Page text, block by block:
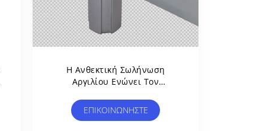
Η Ανθεκτική Σωλήνωση
Αργιλίου Ενώνει Τον
Για Το Σχεδιάγραμμα J-30
Αργιλίου
ΕΠΙΚΟΙΝΩΝΉΣΤΕ